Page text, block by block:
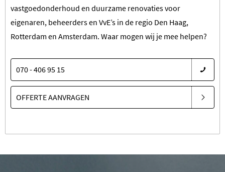
vastgoedonderhoud en duurzame renovaties voor
eigenaren, beheerders en VvE’s in de regio Den Haag,
Rotterdam en Amsterdam. Waar mogen wij je mee helpen?
070 - 406 95 15
OFFERTE AANVRAGEN